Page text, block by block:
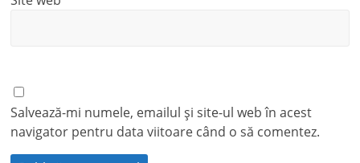
Salvează-mi numele, emailul și site-ul web în acest
navigator pentru data viitoare când o să comentez.